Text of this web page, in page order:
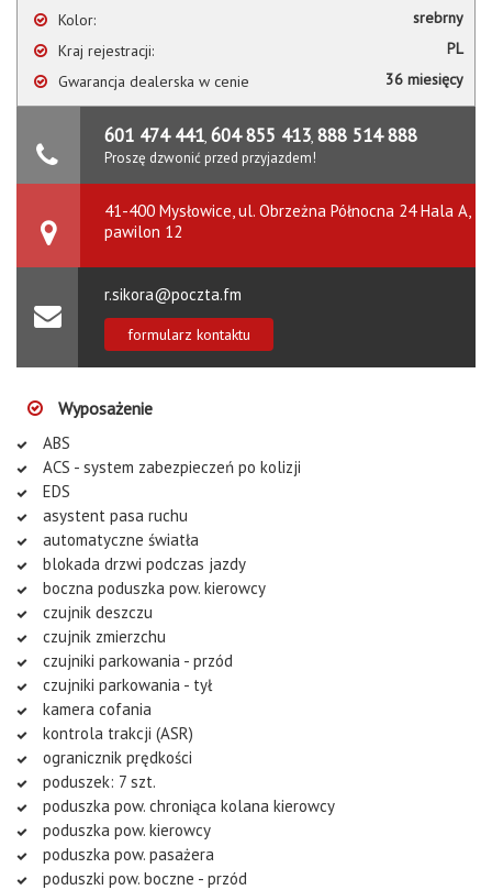
Kolor:
srebrny
Kraj rejestracji:
PL
Gwarancja dealerska w cenie
36 miesięcy
601 474 441, 604 855 413, 888 514 888
Proszę dzwonić przed przyjazdem!
41-400 Mysłowice, ul. Obrzeżna Północna 24 Hala A,
pawilon 12
r.sikora@poczta.fm
formularz kontaktu
Wyposażenie
ABS
ACS - system zabezpieczeń po kolizji
EDS
asystent pasa ruchu
automatyczne światła
blokada drzwi podczas jazdy
boczna poduszka pow. kierowcy
czujnik deszczu
czujnik zmierzchu
czujniki parkowania - przód
czujniki parkowania - tył
kamera cofania
kontrola trakcji (ASR)
ogranicznik prędkości
poduszek: 7 szt.
poduszka pow. chroniąca kolana kierowcy
poduszka pow. kierowcy
poduszka pow. pasażera
poduszki pow. boczne - przód